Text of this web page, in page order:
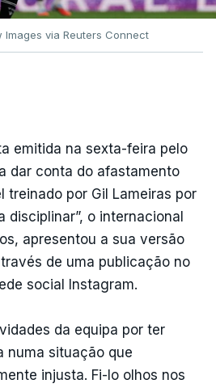
Images via Reuters Connect
emitida na sexta-feira pelo
dar conta do afastamento
treinado por Gil Lameiras por
disciplinar”, o internacional
apresentou a sua versão
de uma publicação no
social Instagram.
da equipa por ter
numa situação que
injusta. Fi-lo olhos nos